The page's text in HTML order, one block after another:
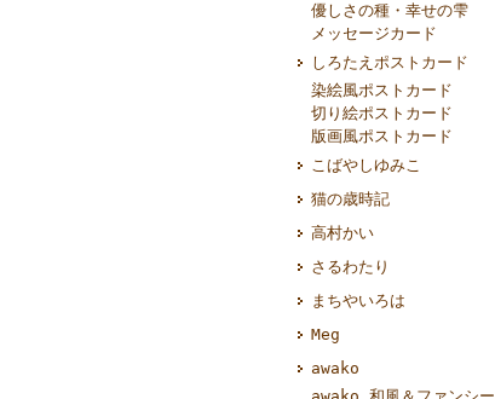
優しさの種・幸せの雫
メッセージカード
しろたえポストカード
染絵風ポストカード
切り絵ポストカード
版画風ポストカード
こばやしゆみこ
猫の歳時記
高村かい
さるわたり
まちやいろは
Meg
awako